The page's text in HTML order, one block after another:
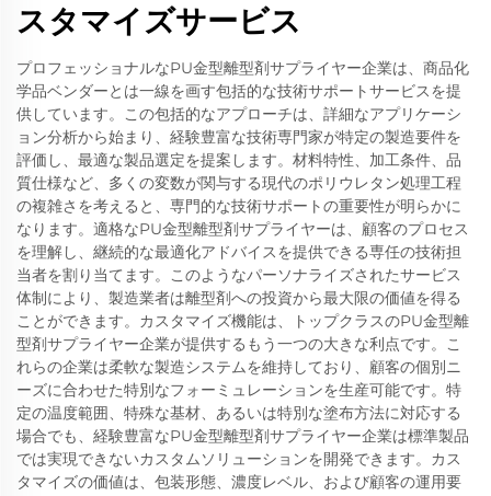
スタマイズサービス
プロフェッショナルなPU金型離型剤サプライヤー企業は、商品化
学品ベンダーとは一線を画す包括的な技術サポートサービスを提
供しています。この包括的なアプローチは、詳細なアプリケーシ
ョン分析から始まり、経験豊富な技術専門家が特定の製造要件を
評価し、最適な製品選定を提案します。材料特性、加工条件、品
質仕様など、多くの変数が関与する現代のポリウレタン処理工程
の複雑さを考えると、専門的な技術サポートの重要性が明らかに
なります。適格なPU金型離型剤サプライヤーは、顧客のプロセス
を理解し、継続的な最適化アドバイスを提供できる専任の技術担
当者を割り当てます。このようなパーソナライズされたサービス
体制により、製造業者は離型剤への投資から最大限の価値を得る
ことができます。カスタマイズ機能は、トップクラスのPU金型離
型剤サプライヤー企業が提供するもう一つの大きな利点です。こ
れらの企業は柔軟な製造システムを維持しており、顧客の個別ニ
ーズに合わせた特別なフォーミュレーションを生産可能です。特
定の温度範囲、特殊な基材、あるいは特別な塗布方法に対応する
場合でも、経験豊富なPU金型離型剤サプライヤー企業は標準製品
では実現できないカスタムソリューションを開発できます。カス
タマイズの価値は、包装形態、濃度レベル、および顧客の運用要